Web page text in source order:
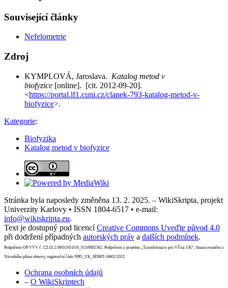
Související články
Nefelometrie
Zdroj
KYMPLOVÁ, Jaroslava. Katalog metod v
biofyzice [online]. [cit. 2012-09-20].
<https://portal.lf1.cuni.cz/clanek-793-katalog-metod-v-
biofyzice>.
Kategorie:
Biofyzika
Katalog metod v biofyzice
Stránka byla naposledy změněna 13. 2. 2025. – WikiSkripta, projekt
Univerzity Karlovy • ISSN 1804-6517 • e-mail:
info@wikiskripta.eu.
Text je dostupný pod licencíCreative Commons Uveďte původ 4.0
při dodržení případných autorských práv a dalších podmínek.
Podpořeno OP VVV č. CZ.02.2.69/0.0/0.0/16_015/0002362. Podpořeno z projektu „Transformace pro VŠ na UK“, financovaného z
Národního plánu obnovy, registrační číslo NPO_UK_MSMT-16602/2022.
Ochrana osobních údajů
– O WikiSkriptech